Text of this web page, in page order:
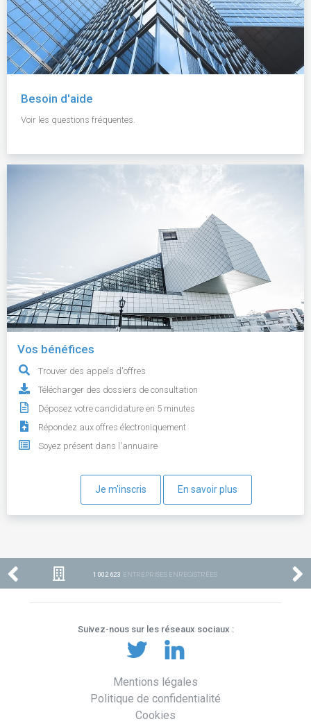
Besoin d'aide
Voir les questions fréquentes.
Vos bénéfices
Trouver des appels d'offres
Télécharger des dossiers de consultation
Déposez votre candidature en 5 minutes
Répondez aux offres électroniquement
Soyez présent dans l'annuaire
Je m'inscris En savoir plus
1 002 623 ENTREPRISES ENREGISTRÉES
Suivez-nous sur les réseaux sociaux :
Mentions légales
Politique de confidentialité
Cookies